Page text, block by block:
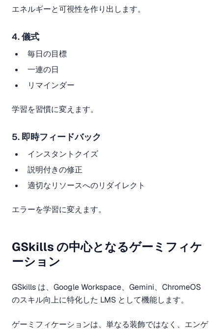
エネルギーと可視性を作り出します。
4. 儀式
毎日の目標
一連の日
リマインダー
学習を習慣に変えます。
5. 即時フィードバック
インスタントクイズ
説明付きの修正
適切なリソースへのリダイレクト
エラーを学習に変えます。
GSkills の中心となるゲーミフィケ
ーション
GSkills は、Google Workspace、Gemini、ChromeOS
のスキル向上に特化した LMS として機能します。
ゲーミフィケーションは、単なる装飾ではなく、エンゲ